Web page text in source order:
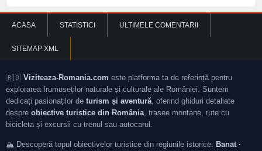
ACASA STATISTICI ULTIMELE COMENTARII
SITEMAP XML
🇷🇴 Viziteaza-Romania.com este platforma ta de referință pentru
explorarea frumuseților naturale și culturale ale României. Suntem
dedicați pasionaților de turism și aventură, oferind ghiduri detaliate
despre obiective turistice din România, trasee montane, rute cu
bicicleta și excursii cu trenul sau autocarul.
🏔️ Descoperă topul obiectivelor turistice din regiunile istorice: Banat ·